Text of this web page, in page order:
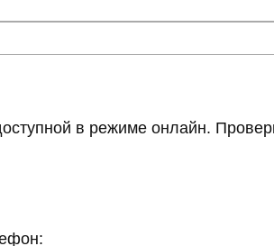
в режиме онлайн.